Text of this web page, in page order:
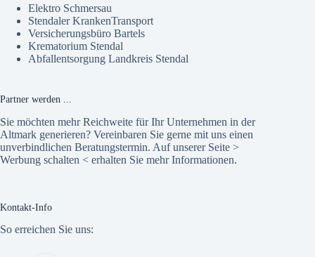
Elektro Schmersau
Stendaler KrankenTransport
Versicherungsbüro Bartels
Krematorium Stendal
Abfallentsorgung Landkreis Stendal
Partner werden ...
Sie möchten mehr Reichweite für Ihr Unternehmen in der
Altmark generieren? Vereinbaren Sie gerne mit uns einen
unverbindlichen Beratungstermin. Auf unserer Seite >
Werbung schalten < erhalten Sie mehr Informationen.
Kontakt-Info
So erreichen Sie uns: